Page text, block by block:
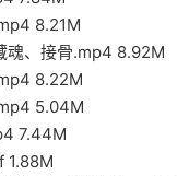
8.21M
魂、接骨.mp4 8.92M
8.22M
5.04M
7.44M
1.88M